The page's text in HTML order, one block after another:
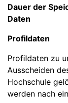
Dauer der
Daten
Profildaten
Profildaten zu
Ausscheiden
Hochschule
werden nach